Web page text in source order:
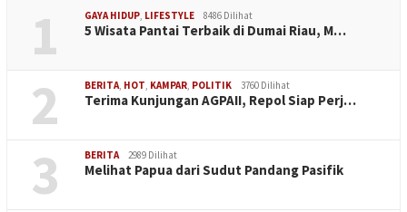
1 GAYA HIDUP, LIFESTYLE 8486 Dilihat
5 Wisata Pantai Terbaik di Dumai Riau, M…
2 BERITA, HOT, KAMPAR, POLITIK 3760 Dilihat
Terima Kunjungan AGPAII, Repol Siap Perj…
3 BERITA 2989 Dilihat
Melihat Papua dari Sudut Pandang Pasifik